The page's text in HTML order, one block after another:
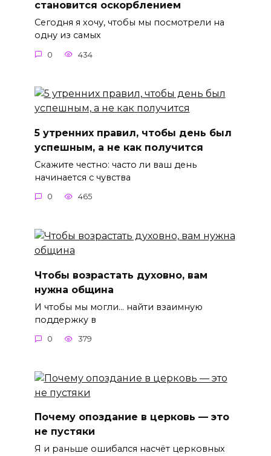
становится оскорблением
Сегодня я хочу, чтобы мы посмотрели на
одну из самых
0 434
5 утренних правил, чтобы день был
успешным, а не как получится
Скажите честно: часто ли ваш день
начинается с чувства
0 465
Чтобы возрастать духовно, вам
нужна община
И чтобы мы могли… найти взаимную
поддержку в
0 379
Почему опоздание в церковь — это
не пустяки
Я и раньше ошибался насчёт церковных